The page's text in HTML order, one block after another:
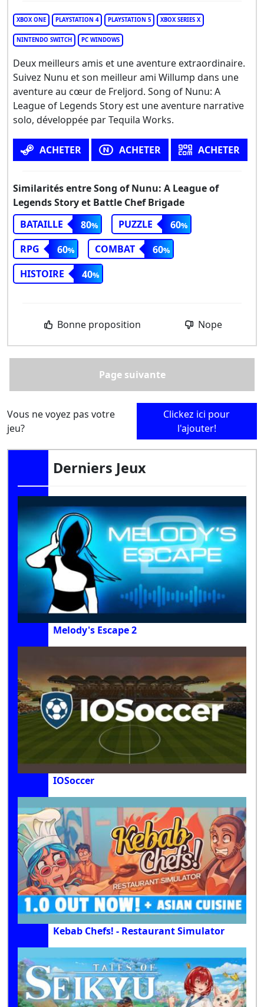
XBOX ONE PLAYSTATION 4 PLAYSTATION 5 XBOX SERIES X
NINTENDO SWITCH PC WINDOWS
Deux meilleurs amis et une aventure extraordinaire.
Suivez Nunu et son meilleur ami Willump dans une
aventure au cœur de Freljord. Song of Nunu: A
League of Legends Story est une aventure narrative
solo, développée par Tequila Works.
ACHETER ACHETER ACHETER
Similarités entre Song of Nunu: A League of
Legends Story et Battle Chef Brigade
BATAILLE
80 PUZZLE
60
RPG
60 COMBAT
60
HISTOIRE
40
Bonne proposition Nope
Page suivante
Vous ne voyez pas votre
jeu?
Clickez ici pour
l'ajouter!
Derniers Jeux
Melody's Escape 2
IOSoccer
Kebab Chefs! - Restaurant Simulator